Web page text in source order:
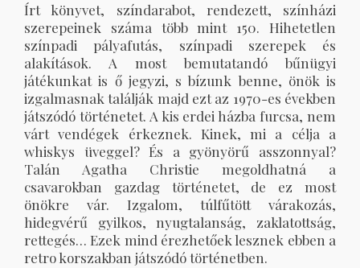
Írt könyvet, színdarabot, rendezett, színházi
szerepeinek száma több mint 150. Hihetetlen
színpadi pályafutás, színpadi szerepek és
alakítások. A most bemutatandó bűnügyi
játékunkat is ő jegyzi, s bízunk benne, önök is
izgalmasnak találják majd ezt az 1970-es években
játszódó történetet. A kis erdei házba furcsa, nem
várt vendégek érkeznek. Kinek, mi a célja a
whiskys üveggel? És a gyönyörű asszonnyal?
Talán Agatha Christie megoldhatná a
csavarokban gazdag történetet, de ez most
önökre vár. Izgalom, túlfűtött várakozás,
hidegvérű gyilkos, nyugtalanság, zaklatottság,
rettegés… Ezek mind érezhetőek lesznek ebben a
retro korszakban játszódó történetben.